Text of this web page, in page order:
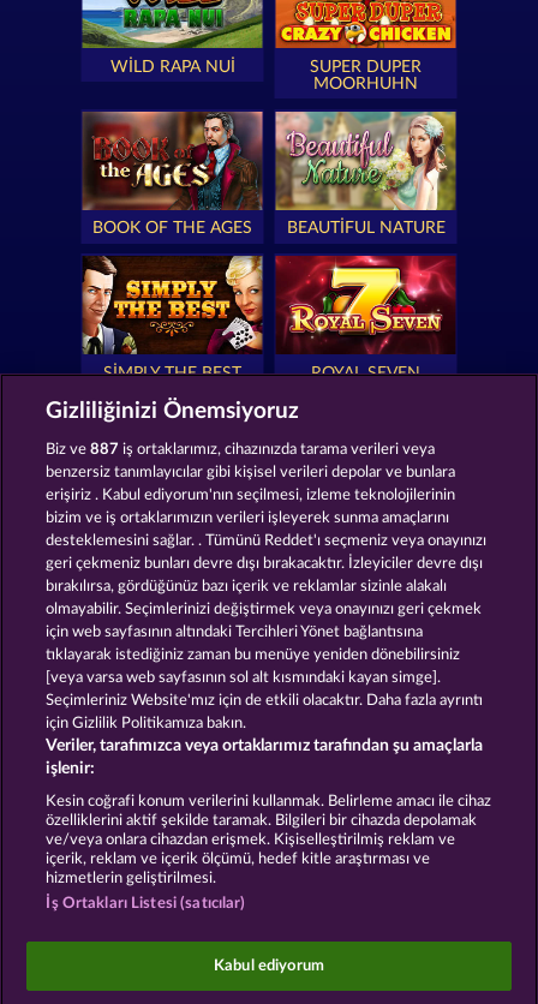
WILD RAPA NUI
SUPER DUPER
MOORHUHN
BOOK OF THE AGES BEAUTIFUL NATURE
SIMPLY THE BEST ROYAL SEVEN
GOLDEN EI OF
MOORHUHN
FOREVER
DIAMONDS
Bütün oyunları göster
Hüküm ve Koşullar
Gizlilik ve Çerez Bildirimi Künye Şirket
SSS
İptal talebini gönder
Sosyal casino oyunları sadece eğlence amaçlıdır ve
gerçek parayla oynanan kumar oyunlarında
Gizliliğinizi Önemsiyoruz
Biz ve887 iş ortaklarımız, cihazınızda tarama verileri veya
benzersiz tanımlayıcılar gibi kişisel verileri depolar ve bunlara
erişiriz . Kabul ediyorum'nın seçilmesi, izleme teknolojilerinin
bizim ve iş ortaklarımızın verileri işleyerek sunma amaçlarını
desteklemesini sağlar. . Tümünü Reddet'ı seçmeniz veya onayınızı
geri çekmeniz bunları devre dışı bırakacaktır. İzleyiciler devre dışı
bırakılırsa, gördüğünüz bazı içerik ve reklamlar sizinle alakalı
olmayabilir. Seçimlerinizi değiştirmek veya onayınızı geri çekmek
için web sayfasının altındaki Tercihleri Yönet bağlantısına
tıklayarak istediğiniz zaman bu menüye yeniden dönebilirsiniz
[veya varsa web sayfasının sol alt kısmındaki kayan simge].
Seçimleriniz Website'mız için de etkili olacaktır. Daha fazla ayrıntı
için Gizlilik Politikamıza bakın.
Veriler, tarafımızca veya ortaklarımız tarafından şu amaçlarla
işlenir:
Kesin coğrafi konum verilerini kullanmak. Belirleme amacı ile cihaz
özelliklerini aktif şekilde taramak. Bilgileri bir cihazda depolamak
ve/veya onlara cihazdan erişmek. Kişiselleştirilmiş reklam ve
içerik, reklam ve içerik ölçümü, hedef kitle araştırması ve
hizmetlerin geliştirilmesi.
İş Ortakları Listesi (satıcılar)
Kabul ediyorum